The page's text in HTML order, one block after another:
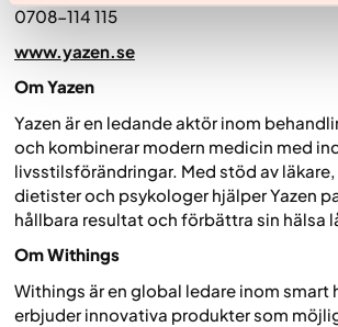
0708-114 115
www.yazen.se
Om Yazen
Yazen är en ledande aktör inom
och kombinerar modern medicin med
livsstilsförändringar. Med stöd av
dietister och psykologer hjälper Yazen
hållbara resultat och förbättra sin hälsa
Om Withings
Withings är en global ledare inom smart
erbjuder innovativa produkter som